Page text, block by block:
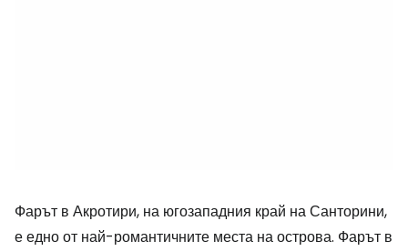
Фарът в Акротири, на югозападния край на Санторини,
е едно от най-романтичните места на острова. Фарът в